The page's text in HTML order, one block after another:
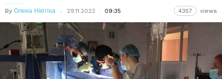
By Олена Нікітіна 29.11.2022 09:35 4357 views